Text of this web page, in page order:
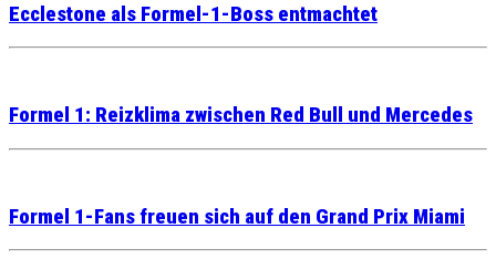
Ecclestone als Formel-1-Boss entmachtet
Formel 1: Reizklima zwischen Red Bull und Mercedes
Formel 1-Fans freuen sich auf den Grand Prix Miami